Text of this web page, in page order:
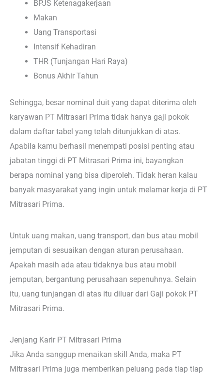
BPJS Ketenagakerjaan
Makan
Uang Transportasi
Intensif Kehadiran
THR (Tunjangan Hari Raya)
Bonus Akhir Tahun
Sehingga, besar nominal duit yang dapat diterima oleh
karyawan PT Mitrasari Prima tidak hanya gaji pokok
dalam daftar tabel yang telah ditunjukkan di atas.
Apabila kamu berhasil menempati posisi penting atau
jabatan tinggi di PT Mitrasari Prima ini, bayangkan
berapa nominal yang bisa diperoleh. Tidak heran kalau
banyak masyarakat yang ingin untuk melamar kerja di PT
Mitrasari Prima.
Untuk uang makan, uang transport, dan bus atau mobil
jemputan di sesuaikan dengan aturan perusahaan.
Apakah masih ada atau tidaknya bus atau mobil
jemputan, bergantung perusahaan sepenuhnya. Selain
itu, uang tunjangan di atas itu diluar dari Gaji pokok PT
Mitrasari Prima.
Jenjang Karir PT Mitrasari Prima
Jika Anda sanggup menaikan skill Anda, maka PT
Mitrasari Prima juga memberikan peluang pada tiap tiap